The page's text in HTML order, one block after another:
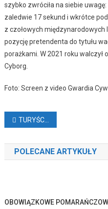
szybko zwróciła na siebie
zaledwie 17 sekund i wkrótce
z czołowych międzynarodowych
pozycję pretendenta do tytułu
porażkami. W 2021 roku walczył
Cyborg.
Foto: Screen z video Gwardia
Nawigacja
wpisu
TURYŚCI NARZEKAJĄ NA CHAOS NA LOTNISKACH (VIDEO)
POLECANE ARTYKUŁY
OBOWIĄZKOWE